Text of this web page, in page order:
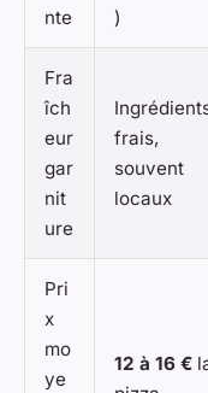
nte
)
Fra
îch
eur
gar
nit
ure
frais,
souvent
locaux
Pri
x
mo
ye
12 à 16 €